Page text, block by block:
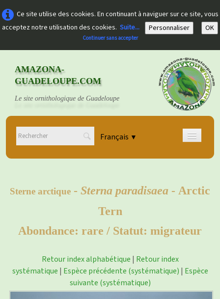
Ce site utilise des cookies. En continuant à naviguer sur ce site, vous
acceptez notre utilisation des cookies. Suite... Personnaliser OK
Continuer sans accepter
AMAZONA-
GUADELOUPE.COM
Le site ornithologique de Guadeloupe
Français ▼
Accueil
photos▼
Adhérer/faire un don
Liens
Sterne arctique - Sterna paradisaea - Arctic
Tern
Abondance: rare / Statut: migrateur
Retour index alphabétique | Retour index
systématique | Espèce précédente (systématique) | Espèce
suivante (systématique)